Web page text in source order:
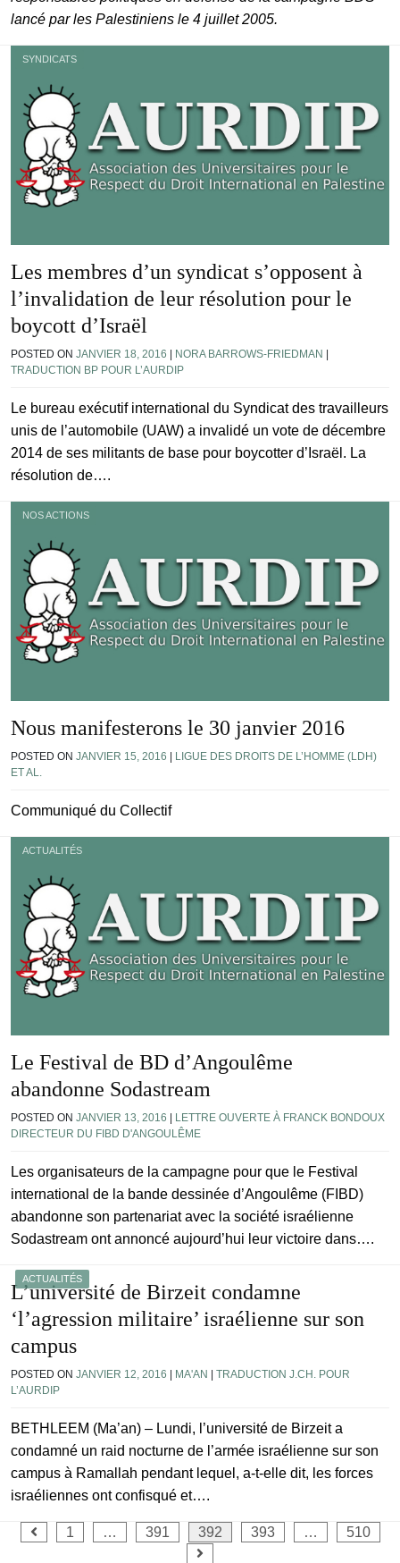
lancé par les Palestiniens le 4 juillet 2005.
SYNDICATS
Les membres d’un syndicat s’opposent à
l’invalidation de leur résolution pour le
boycott d’Israël
POSTED ON JANVIER 18, 2016 NORA BARROWS-FRIEDMAN
TRADUCTION BP POUR L’AURDIP
Le bureau exécutif international du Syndicat des travailleurs
unis de l’automobile (UAW) a invalidé un vote de décembre
2014 de ses militants de base pour boycotter d’Israël. La
résolution de….
NOS ACTIONS
Nous manifesterons le 30 janvier 2016
POSTED ON JANVIER 15, 2016 | LIGUE DES DROITS DE L’HOMME (LDH)
ET AL.
Communiqué du Collectif
ACTUALITÉS
Le Festival de BD d’Angoulême
abandonne Sodastream
POSTED ON JANVIER 13, 2016
LETTRE OUVERTE À FRANCK BONDOUX
DIRECTEUR DU FIBD D'ANGOULÊME
Les organisateurs de la campagne pour que le Festival
international de la bande dessinée d’Angoulême (FIBD)
abandonne son partenariat avec la société israélienne
Sodastream ont annoncé aujourd’hui leur victoire dans….
ACTUALITÉS
L’université de Birzeit condamne
‘l’agression militaire’ israélienne sur son
campus
POSTED ON JANVIER 12, 2016 MA'AN
TRADUCTION J.CH. POUR
L’AURDIP
BETHLEEM (Ma’an) – Lundi, l’université de Birzeit a
condamné un raid nocturne de l’armée israélienne sur son
campus à Ramallah pendant lequel, a-t-elle dit, les forces
israéliennes ont confisqué et….
Pagination
1 … 391 392 393 … 510